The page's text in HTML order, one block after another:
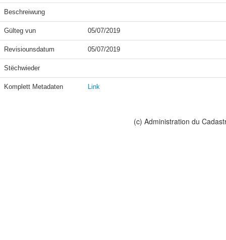
Beschreiwung
Gülteg vun 05/07/2019
Revisiounsdatum 05/07/2019
Stëchwieder
Komplett Metadaten Link
(c) Administration du